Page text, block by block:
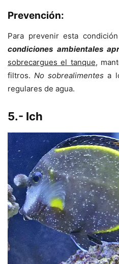
Prevención:
Para prevenir esta condición
condiciones ambientales
sobrecargues el tanque,
filtros.No sobrealimentes a
regulares de agua.
5.- Ich